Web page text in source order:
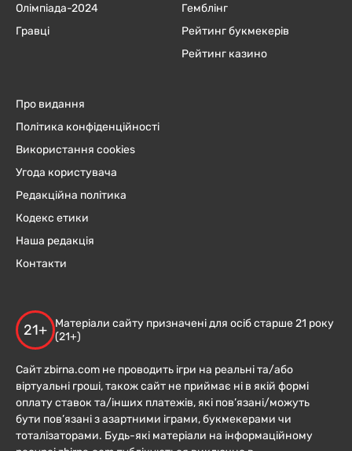
Олімпіада-2024
Гравці
Гемблінг
Рейтинг букмекерів
Рейтинг казино
Про видання
Політика конфіденційності
Використання cookies
Угода користувача
Редакційна політика
Кодекс етики
Наша редакція
Контакти
21+
Матеріали сайту призначені для осіб старше 21 року
(21+)
Сайт zbirna.com не проводить ігри на реальні та/або
віртуальні гроші, також сайт не приймає ні в якій формі
оплату ставок та/інших платежів, які пов’язані/можуть
бути пов’язані з азартними іграми, букмекерами чи
тоталізаторами. Будь-які матеріали на інформаційному